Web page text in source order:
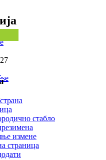
стабло
измене
страница